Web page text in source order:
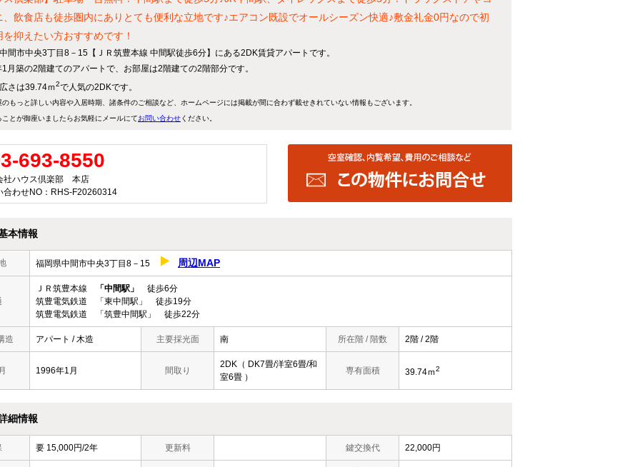
、飲食店も徒歩圏内にありとても便利な立地です♪エアコン既設でオールシーズン快適♪敷金礼金0円なので初
を抑えたい方おすすめです！
間市中央3丁目8－15【ＪＲ筑豊本線 中間駅徒歩6分】にある2DK賃貸アパートです。
月築の2階建てのアパートで、お部屋は2階建ての2階部分です。
さは39.74ｍ2で人気の2DKです。
もっと詳しい内容や入居時期、諸条件のご相談など、ホームページには掲載が間に合わず載せきれていない情報もございます。
ことが御座いましたらお気軽にメールにてお問い合わせください。
693-8550
社ハウス倶楽部 本店
合わせNO：RHS-F20260314
本情報
福岡県中間市中央3丁目8－15 周辺MAP
ＪＲ筑豊本線 「中間駅」
徒歩6分
筑豊電気鉄道 「東中間駅」 徒歩19分
筑豊電気鉄道 「筑豊中間駅」 徒歩22分
造 アパート / 木造 主要採光面 南 所在階 / 階数 2階 / 2階
1996年1月 間取り
2DK（ DK7畳/洋室6畳/和
室6畳 ）
専有面積 39.74ｍ2
細情報
要 15,000円/2年 更新料 鍵交換代 22,000円